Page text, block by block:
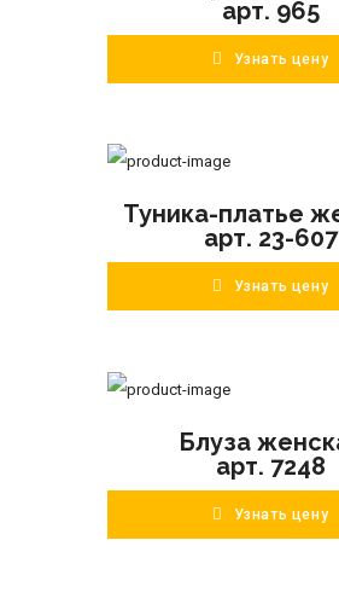
арт. 965
Узнать цену
ПОДРОБНЕЕ
Туника-платье
арт. 23-607
Узнать цену
ПОДРОБНЕЕ
Блуза
арт. 7248
Узнать цену